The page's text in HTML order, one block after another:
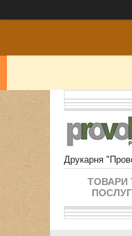
Друкарня
ТОВАРИ